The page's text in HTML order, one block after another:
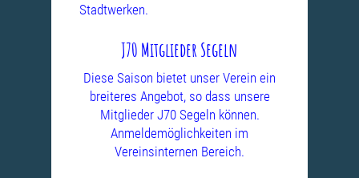
Stadtwerken.
J70 Mitglieder Segeln
Diese Saison bietet unser Verein ein
breiteres Angebot, so dass unsere
Mitglieder J70 Segeln können.
Anmeldemöglichkeiten im
Vereinsinternen Bereich.